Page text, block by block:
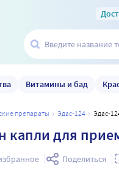
Витамины и бад
препараты эдас-124 Эдас-
капли для
Поделиться